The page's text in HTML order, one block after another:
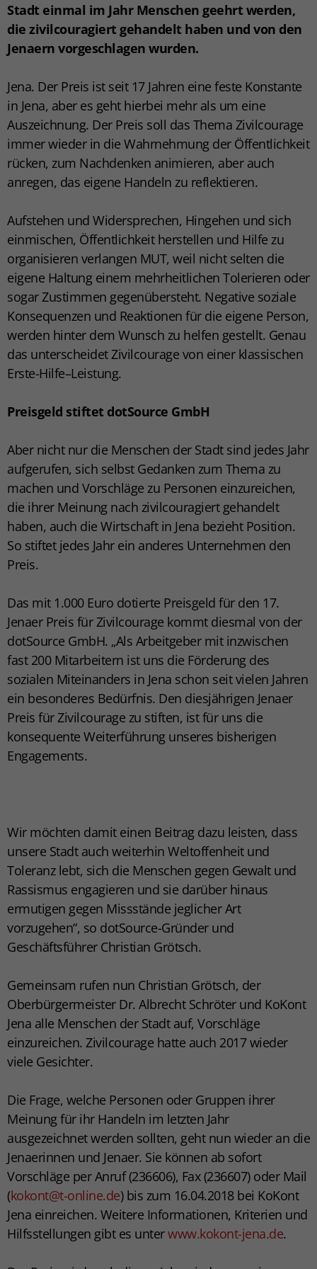
Stadt einmal im Jahr Menschen geehrt werden,
die zivilcouragiert gehandelt haben und von den
Jenaern vorgeschlagen wurden.
Jena. Der Preis ist seit 17 Jahren eine feste Konstante
in Jena, aber es geht hierbei mehr als um eine
Auszeichnung. Der Preis soll das Thema Zivilcourage
immer wieder in die Wahrnehmung der Öffentlichkeit
rücken, zum Nachdenken animieren, aber auch
anregen, das eigene Handeln zu reflektieren.
Aufstehen und Widersprechen, Hingehen und sich
einmischen, Öffentlichkeit herstellen und Hilfe zu
organisieren verlangen MUT, weil nicht selten die
eigene Haltung einem mehrheitlichen Tolerieren oder
sogar Zustimmen gegenübersteht. Negative soziale
Konsequenzen und Reaktionen für die eigene Person,
werden hinter dem Wunsch zu helfen gestellt. Genau
das unterscheidet Zivilcourage von einer klassischen
Erste-Hilfe–Leistung.
Preisgeld stiftet dotSource GmbH
Aber nicht nur die Menschen der Stadt sind jedes Jahr
aufgerufen, sich selbst Gedanken zum Thema zu
machen und Vorschläge zu Personen einzureichen,
die ihrer Meinung nach zivilcouragiert gehandelt
haben, auch die Wirtschaft in Jena bezieht Position.
So stiftet jedes Jahr ein anderes Unternehmen den
Preis.
Das mit 1.000 Euro dotierte Preisgeld für den 17.
Jenaer Preis für Zivilcourage kommt diesmal von der
dotSource GmbH. „Als Arbeitgeber mit inzwischen
fast 200 Mitarbeitern ist uns die Förderung des
sozialen Miteinanders in Jena schon seit vielen Jahren
ein besonderes Bedürfnis. Den diesjährigen Jenaer
Preis für Zivilcourage zu stiften, ist für uns die
konsequente Weiterführung unseres bisherigen
Engagements.
Wir möchten damit einen Beitrag dazu leisten, dass
unsere Stadt auch weiterhin Weltoffenheit und
Toleranz lebt, sich die Menschen gegen Gewalt und
Rassismus engagieren und sie darüber hinaus
ermutigen gegen Missstände jeglicher Art
vorzugehen“, so dotSource-Gründer und
Geschäftsführer Christian Grötsch.
Gemeinsam rufen nun Christian Grötsch, der
Oberbürgermeister Dr. Albrecht Schröter und KoKont
Jena alle Menschen der Stadt auf, Vorschläge
einzureichen. Zivilcourage hatte auch 2017 wieder
viele Gesichter.
Die Frage, welche Personen oder Gruppen ihrer
Meinung für ihr Handeln im letzten Jahr
ausgezeichnet werden sollten, geht nun wieder an die
Jenaerinnen und Jenaer. Sie können ab sofort
Vorschläge per Anruf (236606), Fax (236607) oder Mail
(kokont@t-online.de) bis zum 16.04.2018 bei KoKont
Jena einreichen. Weitere Informationen, Kriterien und
Hilfsstellungen gibt es unterwww.kokont-jena.de.